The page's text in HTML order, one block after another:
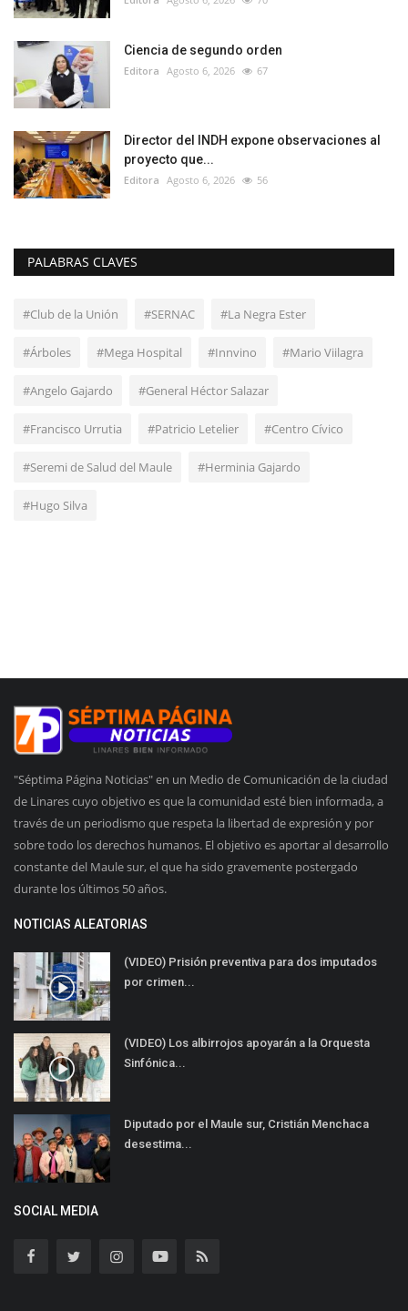
Ciencia de segundo orden
Editora Agosto 6, 2026 67
Director del INDH expone observaciones al
proyecto que...
Editora Agosto 6, 2026 56
PALABRAS CLAVES
#Club de la Unión #SERNAC #La Negra Ester
#Árboles #Mega Hospital #Innvino #Mario Viilagra
#Angelo Gajardo #General Héctor Salazar
#Francisco Urrutia #Patricio Letelier #Centro Cívico
#Seremi de Salud del Maule #Herminia Gajardo
#Hugo Silva
"Séptima Página Noticias" en un Medio de Comunicación de la ciudad
de Linares cuyo objetivo es que la comunidad esté bien informada, a
través de un periodismo que respeta la libertad de expresión y por
sobre todo los derechos humanos. El objetivo es aportar al desarrollo
constante del Maule sur, el que ha sido gravemente postergado
durante los últimos 50 años.
NOTICIAS ALEATORIAS
(VIDEO) Prisión preventiva para dos imputados
por crimen...
(VIDEO) Los albirrojos apoyarán a la Orquesta
Sinfónica...
Diputado por el Maule sur, Cristián Menchaca
desestima...
SOCIAL MEDIA